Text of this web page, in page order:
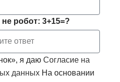
робот: 3+15=?
я даю Согласие на
данных На основании